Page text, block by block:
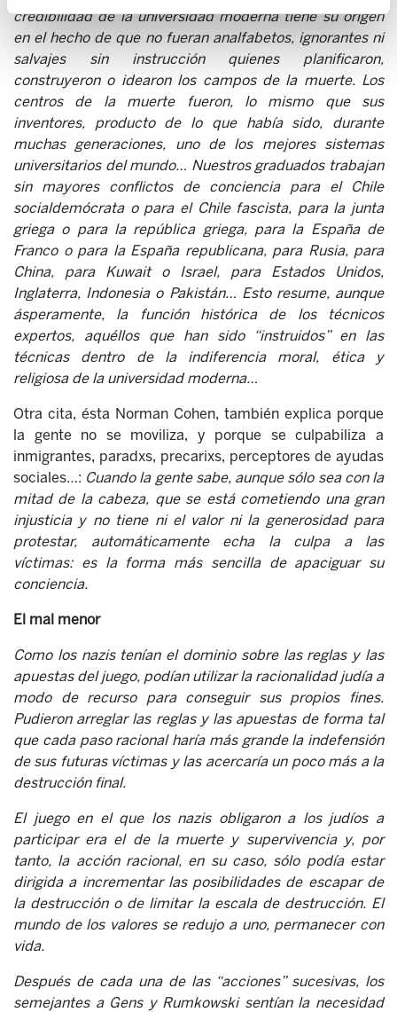
credibilidad de la universidad moderna tiene su origen
en el hecho de que no fueran analfabetos, ignorantes ni
salvajes sin instrucción quienes planificaron,
construyeron o idearon los campos de la muerte. Los
centros de la muerte fueron, lo mismo que sus
inventores, producto de lo que había sido, durante
muchas generaciones, uno de los mejores sistemas
universitarios del mundo… Nuestros graduados trabajan
sin mayores conflictos de conciencia para el Chile
socialdemócrata o para el Chile fascista, para la junta
griega o para la república griega, para la España de
Franco o para la España republicana, para Rusia, para
China, para Kuwait o Israel, para Estados Unidos,
Inglaterra, Indonesia o Pakistán… Esto resume, aunque
ásperamente, la función histórica de los técnicos
expertos, aquéllos que han sido “instruidos” en las
técnicas dentro de la indiferencia moral, ética y
religiosa de la universidad moderna…
Otra cita, ésta Norman Cohen, también explica porque
la gente no se moviliza, y porque se culpabiliza a
inmigrantes, paradxs, precarixs, perceptores de ayudas
sociales…: Cuando la gente sabe, aunque sólo sea con la
mitad de la cabeza, que se está cometiendo una gran
injusticia y no tiene ni el valor ni la generosidad para
protestar, automáticamente echa la culpa a las
víctimas: es la forma más sencilla de apaciguar su
conciencia.
El mal menor
Como los nazis tenían el dominio sobre las reglas y las
apuestas del juego, podían utilizar la racionalidad judía a
modo de recurso para conseguir sus propios fines.
Pudieron arreglar las reglas y las apuestas de forma tal
que cada paso racional haría más grande la indefensión
de sus futuras víctimas y las acercaría un poco más a la
destrucción final.
El juego en el que los nazis obligaron a los judíos a
participar era el de la muerte y supervivencia y, por
tanto, la acción racional, en su caso, sólo podía estar
dirigida a incrementar las posibilidades de escapar de
la destrucción o de limitar la escala de destrucción. El
mundo de los valores se redujo a uno, permanecer con
vida.
Después de cada una de las “acciones” sucesivas, los
semejantes a Gens y Rumkowski sentían la necesidad